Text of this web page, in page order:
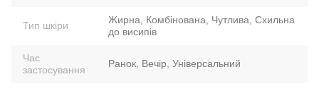
Тип шкіри
Жирна, Комбінована, Чутлива, Схильна
до висипів
Час
застосування
Ранок, Вечір, Універсальний